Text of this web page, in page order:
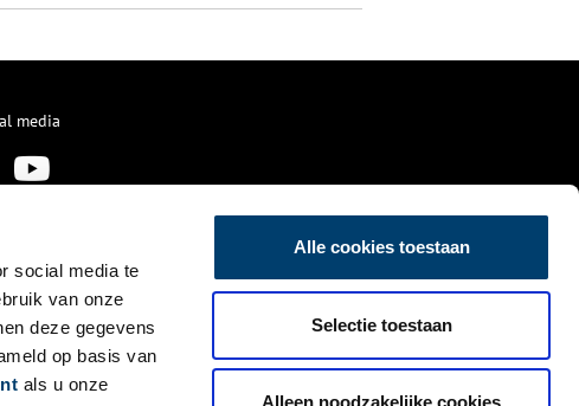
social media te
van onze
deze gegevens
op basis van
als u onze
Alle cookies toestaan
Selectie toestaan
Alleen noodzakelijke cookies
media